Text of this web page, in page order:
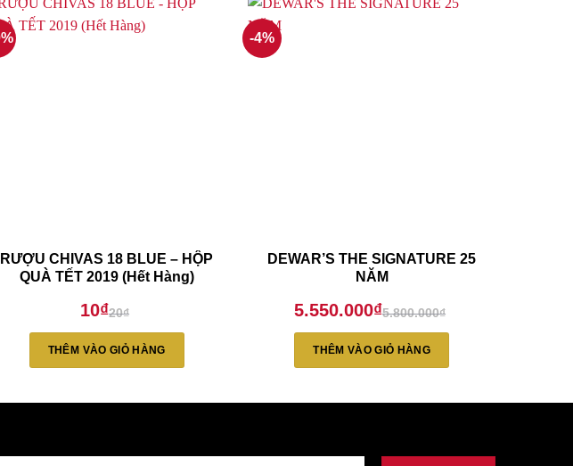
RƯỢU CHIVAS 18 BLUE – HỘP
QUÀ TẾT 2019 (Hết Hàng)
20₫
gốc
là:
10₫
hiện
tại
10₫.
THÊM VÀO GIỎ HÀNG
-4%
DEWAR’S THE SIGNATURE 25
NĂM
5.800.000₫
gốc
là:
5.550.000₫
hiện
tại
5.550.000₫.
THÊM VÀO GIỎ HÀNG